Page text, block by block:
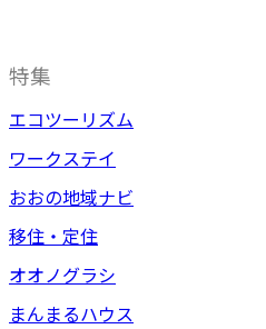
特集
エコツーリズム
ワークステイ
おおの地域ナビ
移住・定住
オオノグラシ
まんまるハウス